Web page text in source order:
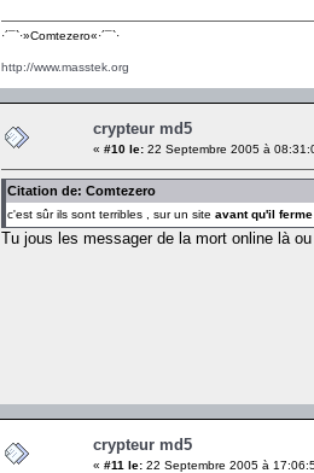
·´¯`·­»Comtezero«­·´¯`·
http://www.masstek.org
crypteur md5
« #10 le: 22 Septembre 2005 à
Citation de: Comtezero
c'est sûr ils sont terribles , sur un site avant qu'il ferme
Tu jous les messager de la mort online là
crypteur md5
« #11 le: 22 Septembre 2005 à